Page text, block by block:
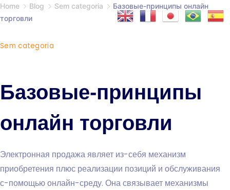
Home Blog Sem categoria
Базовые-принципы онлайн
торговли
Sem categoria
Базовые-принципы
онлайн торговли
Электронная продажа являет из-себя механизм
приобретения плюс реализации позиций и обслуживания
с-помощью онлайн-среду. Она связывает механизмы